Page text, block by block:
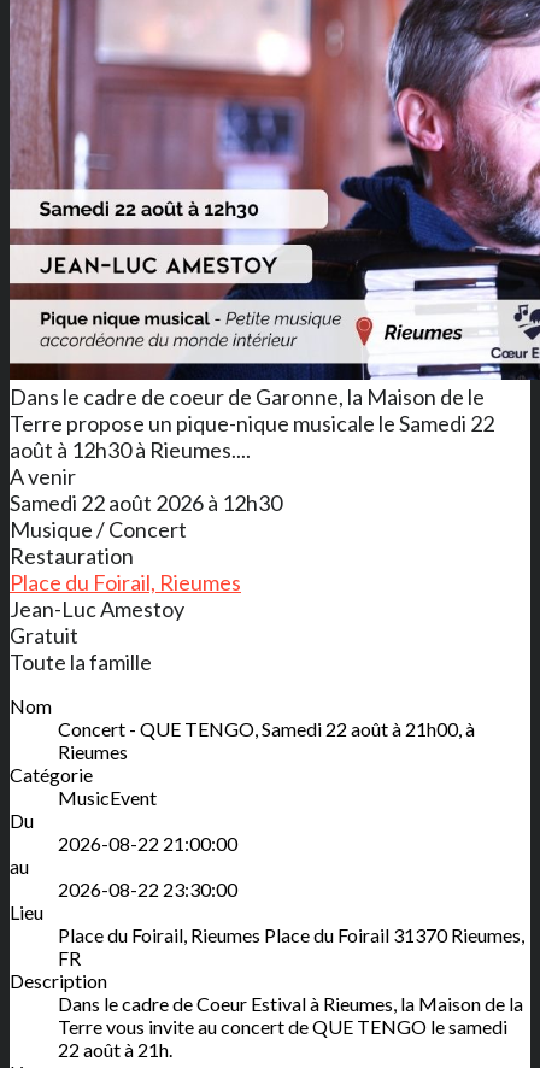
Dans le cadre de coeur de Garonne, la Maison de le
Terre propose un pique-nique musicale le Samedi 22
août à 12h30 à Rieumes....
A venir
Samedi 22 août 2026 à 12h30
Musique / Concert
Restauration
Place du Foirail, Rieumes
Jean-Luc Amestoy
Gratuit
Toute la famille
Nom
Concert - QUE TENGO, Samedi 22 août à 21h00, à
Rieumes
Catégorie
MusicEvent
Du
2026-08-22 21:00:00
au
2026-08-22 23:30:00
Lieu
Place du Foirail, Rieumes Place du Foirail 31370 Rieumes,
FR
Description
Dans le cadre de Coeur Estival à Rieumes, la Maison de la
Terre vous invite au concert de QUE TENGO le samedi
22 août à 21h.